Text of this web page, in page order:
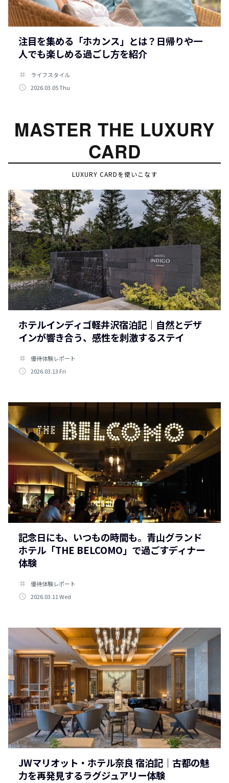
注目を集める「ホカンス」とは？日帰りや一
人でも楽しめる過ごし方を紹介
tag
ライフスタイル
access_time 2026.03.05 Thu
MASTER THE LUXURY
CARD
LUXURY CARDを使いこなす
ホテルインディゴ軽井沢宿泊記｜自然とデザ
インが響き合う、感性を刺激するステイ
tag
優待体験レポート
access_time 2026.03.13 Fri
記念日にも、いつもの時間も。青山グランド
ホテル「THE BELCOMO」で過ごすディナー
体験
tag
優待体験レポート
access_time 2026.03.11 Wed
JWマリオット・ホテル奈良 宿泊記｜古都の魅
力を再発見するラグジュアリー体験